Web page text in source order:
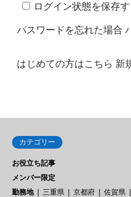
ログイン状態を保存す
パスワードを忘れた場合
はじめての方はこちら 新
カテゴリー
お役立ち記事
メンバー限定
勤務地
三重県 京都府 佐賀県